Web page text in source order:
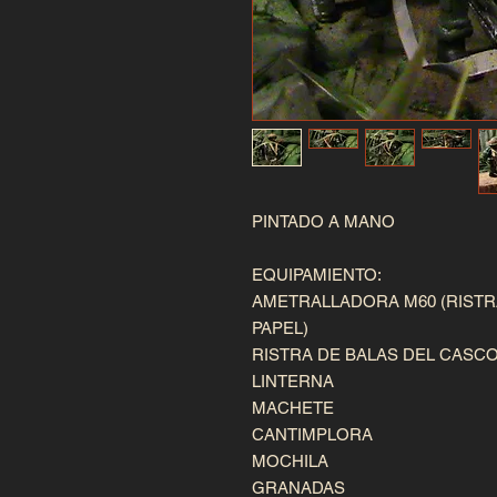
PINTADO A MANO
EQUIPAMIENTO:
AMETRALLADORA M60
PAPEL)
RISTRA DE BALAS DEL
LINTERNA
MACHETE
CANTIMPLORA
MOCHILA
GRANADAS